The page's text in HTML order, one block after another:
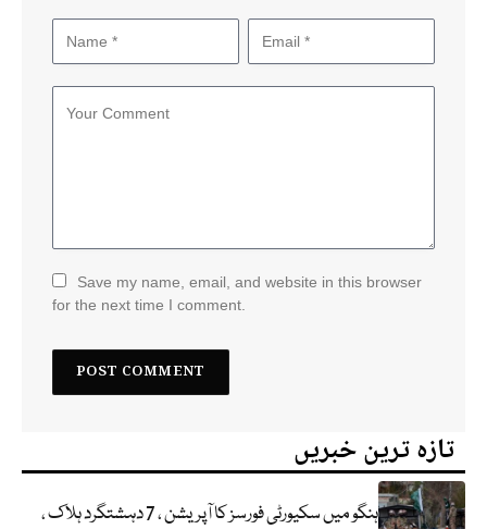
Save my name, email, and website in this browser
for the next time I comment.
تازہ ترین خبریں
ہنگو میں سکیورٹی فورسز کا آپریشن ، 7 دہشتگرد ہلاک ،